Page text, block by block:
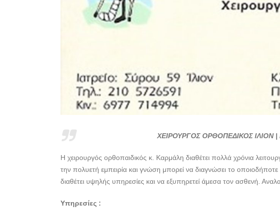
ΧΕΙΡΟΥΡΓΟΣ ΟΡΘΟΠΕΔΙΚΟΣ ΙΛΙΟΝ
Η χειρουργός ορθοπαιδικός κ. Καρμάλη διαθέτει πολλά χρόνια
την πολυετή εμπειρία και γνώση μπορεί να διαγνώσει το
διαθέτει υψηλής υπηρεσίες και να εξυπηρετεί άμεσα τον ασθενή.
Υπηρεσίες :